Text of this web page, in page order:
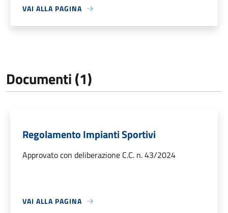
VAI ALLA PAGINA
Documenti (1)
Regolamento Impianti Sportivi
Approvato con deliberazione C.C. n. 43/2024
VAI ALLA PAGINA